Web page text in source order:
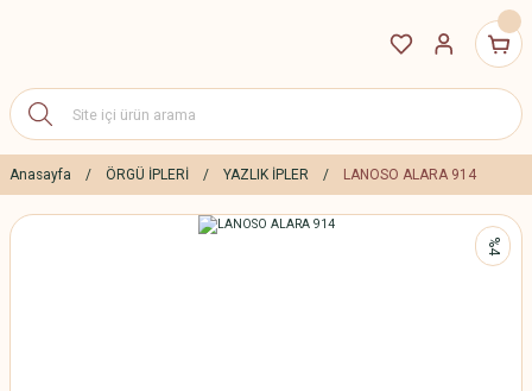
Anasayfa ÖRGÜ İPLERİ YAZLIK İPLER LANOSO ALARA 914
%4